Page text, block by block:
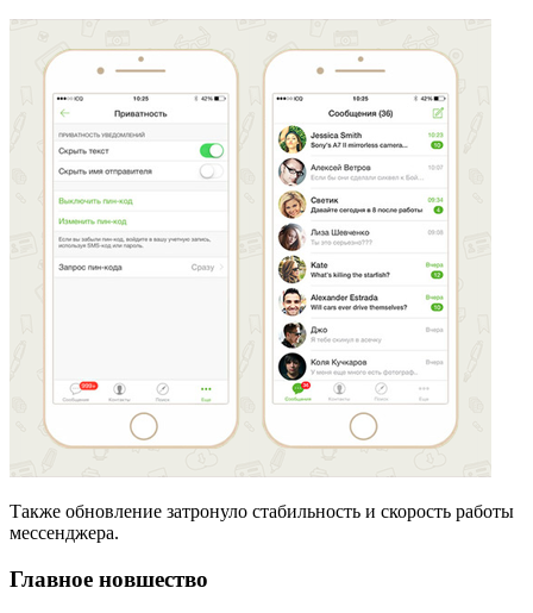
Также обновление затронуло стабильность и скорость работы
мессенджера.
Главное новшество